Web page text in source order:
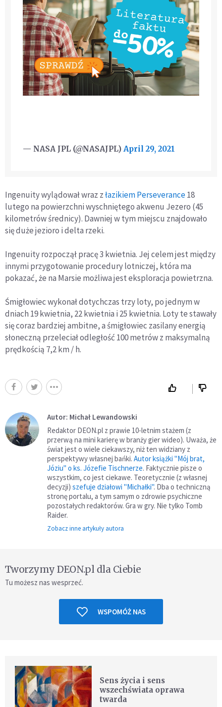
— NASA JPL (@NASAJPL) April 29, 2021
Ingenuity wylądował wraz złazikiem Perseverance18
lutego na powierzchni wyschniętego akwenu Jezero (45
kilometrów średnicy). Dawniej w tym miejscu znajdowało
się duże jezioro i delta rzeki.
Ingenuity rozpoczął pracę 3 kwietnia. Jej celem jest między
innymi przygotowanie procedury lotniczej, która ma
pokazać, że na Marsie możliwa jest eksploracja powietrzna.
Śmigłowiec wykonał dotychczas trzy loty, po jednym w
dniach 19 kwietnia, 22 kwietnia i 25 kwietnia. Loty te stawały
się coraz bardziej ambitne, a śmigłowiec zasilany energią
słoneczną przeleciał odległość 100 metrów z maksymalną
prędkością 7,2 km / h.
Autor: Michał Lewandowski
Redaktor DEON.pl z prawie 10-letnim stażem (z
przerwą na mini karierę w branży gier wideo). Uważa, że
świat jest o wiele ciekawszy, niż ten widziany z
perspektywy własnej bańki. Autor książki "Mój brat,
Józiu" o ks. Józefie Tischnerze. Faktycznie pisze o
wszystkim, co jest ciekawe. Teoretycznie (z własnej
decyzji) szefuje działowi "Michałki". Dba o techniczną
stronę portalu, a tym samym o zdrowie psychiczne
pozostałych redaktorów. Gra w gry. Nie tylko Tomb
Raider.
Zobacz inne artykuły autora
Tworzymy DEON.pl dla Ciebie
Tu możesz nas wesprzeć.
WSPOMÓŻ NAS
Sens życia i sens
wszechświata oprawa
twarda